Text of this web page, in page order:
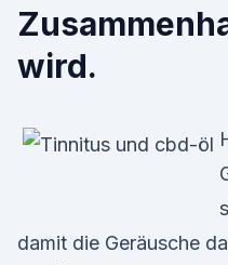
wird.
damit die Geräusche